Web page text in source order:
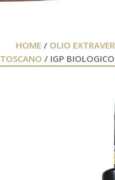
HOME / OLIO
TOSCANO / IGP